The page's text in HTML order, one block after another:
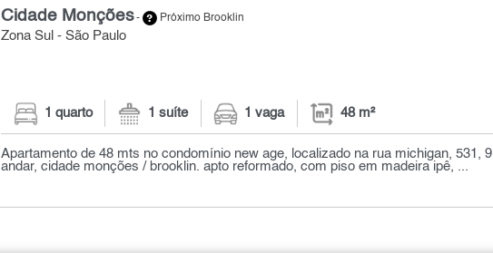
Cidade Monções- Próximo Brooklin
Zona Sul - São Paulo
1 quarto 1 suíte 1 vaga 48 m²
Apartamento de 48 mts no condomínio new age, localizado na rua michigan, 531, 9
andar, cidade monções / brooklin. apto reformado, com piso em madeira ipê, ...